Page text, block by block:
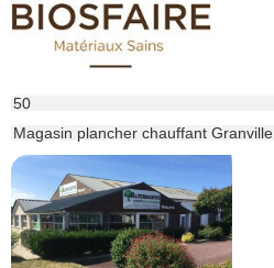
50
Magasin plancher chauffant Granville